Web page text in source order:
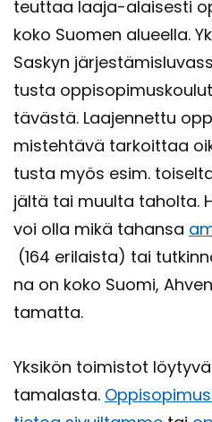
teut­taa laaja-​alaisesti
koko Suo­men alu­eel­la.
Sas­kyn
tus­ta
tä­väs­tä. Laa­jen­net­tu
mis­teh­tä­vä tar­koit­taa
tus­ta myös esim.
jäl­tä tai muul­ta ta­hol­ta.
voi olla mikä ta­han­sa
(164 eri­lais­ta) tai
na on koko Suomi,
ta­mat­ta.
Yk­si­kön toi­mis­tot
ta­ma­las­ta.